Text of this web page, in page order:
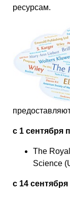
ресурсам.
с 1 сентября
The
Science
с 14